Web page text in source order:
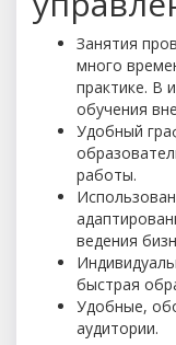
Занятия
много
практике. В
обучения
Удобный
работы.
ведения
быстрая
Удобные,
аудитории.